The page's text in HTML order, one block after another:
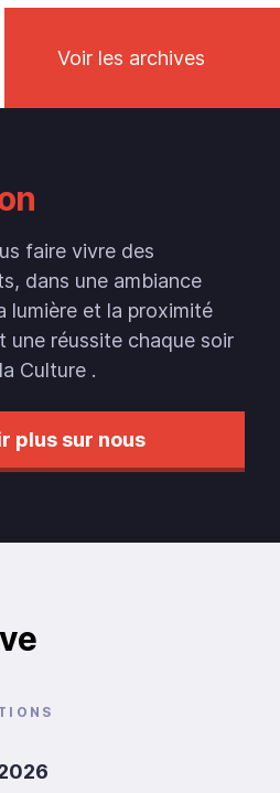
Voir les archives
faire vivre des
dans une ambiance
lumière et la proximité
une réussite chaque soir
Culture .
plus sur nous